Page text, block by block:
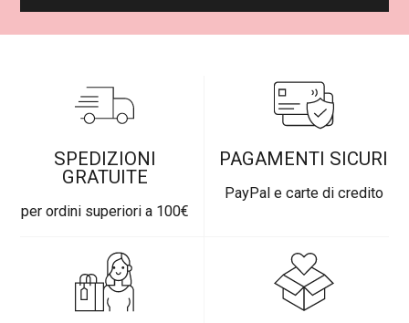
e
SPEDIZIONI
GRATUITE
per ordini superiori a 100€
PAGAMENTI SICURI
PayPal e carte di credito